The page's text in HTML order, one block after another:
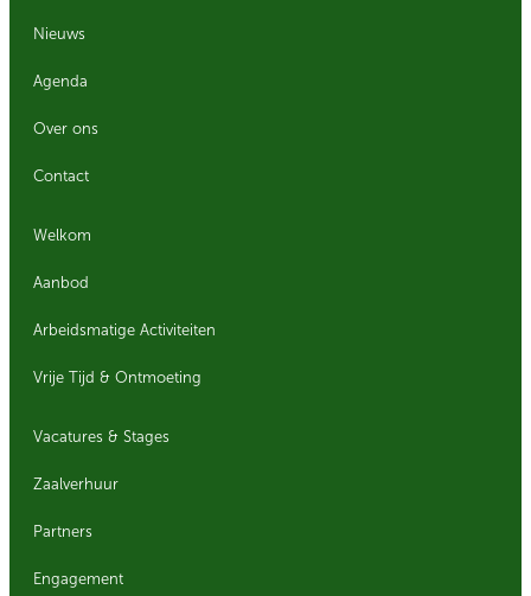
Nieuws
Agenda
Over ons
Contact
Welkom
Aanbod
Arbeidsmatige Activiteiten
Vrije Tijd & Ontmoeting
Vacatures & Stages
Zaalverhuur
Partners
Engagement